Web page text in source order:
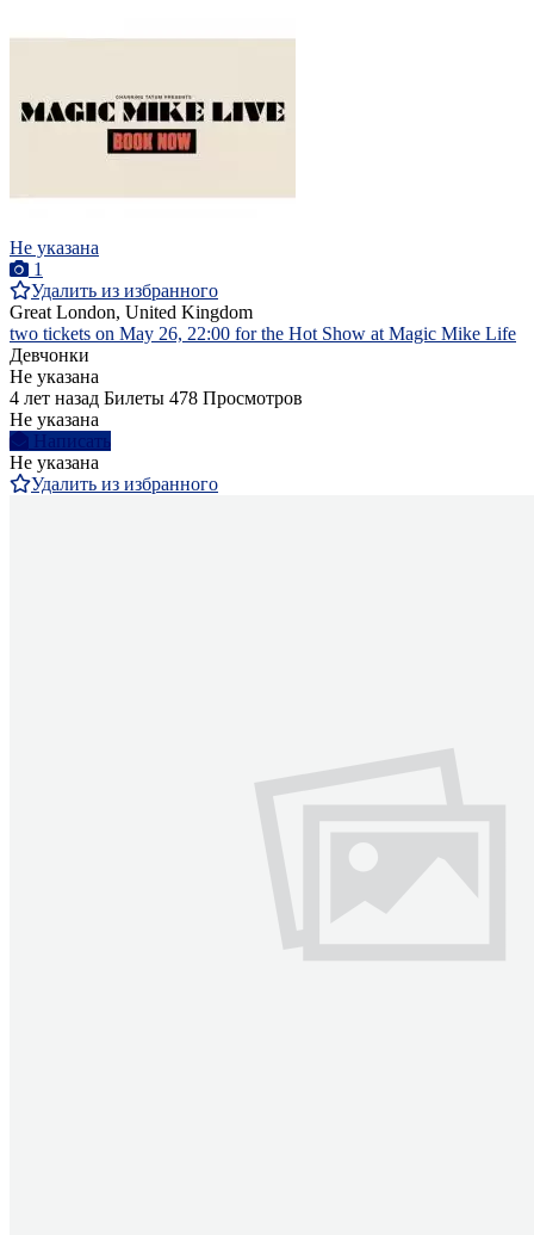
Не указана
1
Удалить из избранного
Great London, United Kingdom
two tickets on May 26, 22:00 for the Hot Show at Magic Mike Life
Девчонки
Не указана
4 лет назад Билеты 478 Просмотров
Не указана
Написать
Не указана
Удалить из избранного